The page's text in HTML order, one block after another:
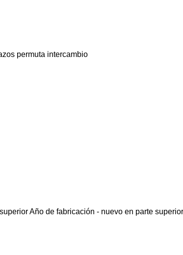
permuta intercambio
Año de fabricación - nuevo en parte superior